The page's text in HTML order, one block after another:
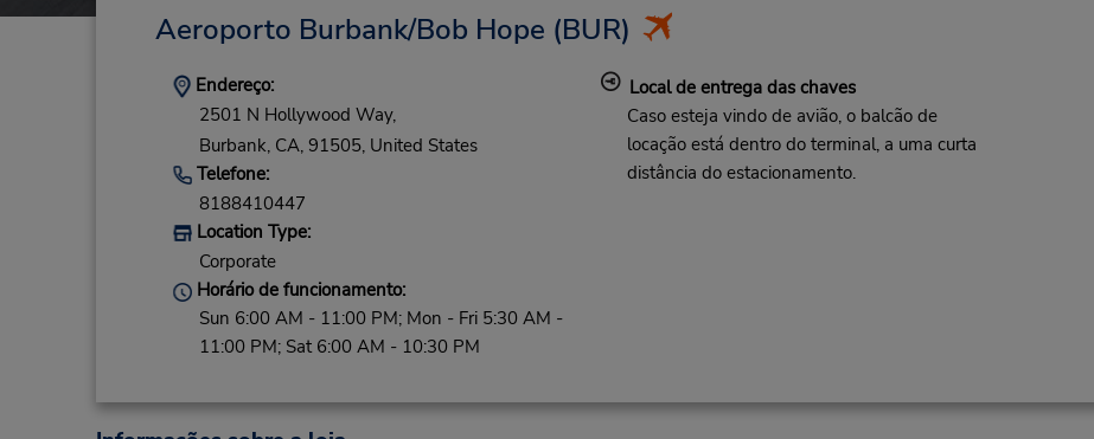
Aeroporto Burbank/Bob Hope (BUR)
Endereço:
2501 N Hollywood Way,
Burbank, CA, 91505, United States
Telefone:
8188410447
Location Type:
Corporate
Horário de funcionamento:
Sun 6:00 AM - 11:00 PM; Mon - Fri 5:30 AM -
11:00 PM; Sat 6:00 AM - 10:30 PM
Local de entrega das chaves
Caso esteja vindo de avião, o balcão de
locação está dentro do terminal, a uma curta
distância do estacionamento.